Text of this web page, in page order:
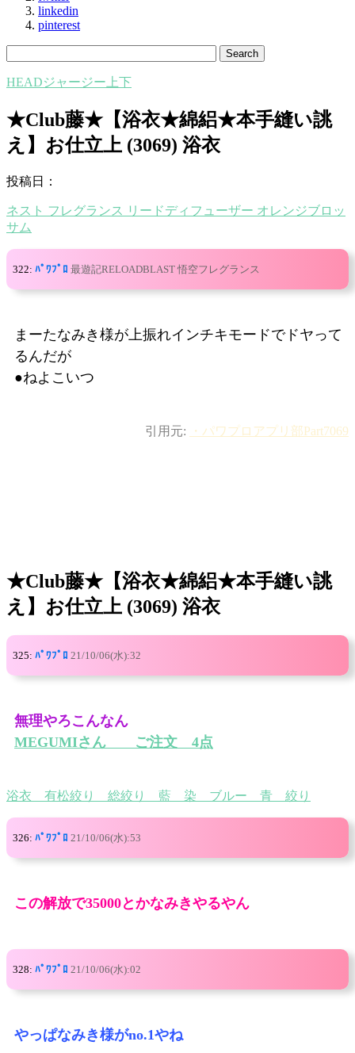
linkedin
pinterest
HEADジャージー上下
★Club藤★【浴衣★綿絽★本手縫い誂
え】お仕立上 (3069) 浴衣
投稿日：
ネスト フレグランス リードディフューザー オレンジブロッ
サム
322: ﾊﾟﾜﾌﾟﾛ 最遊記RELOADBLAST 悟空フレグランス
まーたなみき様が上振れインチキモードでドヤって
るんだが
●ねよこいつ
引用元: ・パワプロアプリ部Part7069
★Club藤★【浴衣★綿絽★本手縫い誂
え】お仕立上 (3069) 浴衣
325: ﾊﾟﾜﾌﾟﾛ 21/10/06(水):32
無理やろこんなん
MEGUMIさん ご注文 4点
浴衣 有松絞り 総絞り 藍 染 ブルー 青 絞り
326: ﾊﾟﾜﾌﾟﾛ 21/10/06(水):53
この解放で35000とかなみきやるやん
328: ﾊﾟﾜﾌﾟﾛ 21/10/06(水):02
やっぱなみき様がno.1やね